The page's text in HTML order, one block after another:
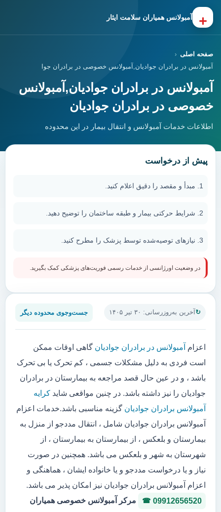
+ آمبولانس همیاران سلامت ایثار
صفحه اصلی
آمبولانس در برادران جوادیان,آمبولانس خصوصی در برادران جوادیان
آمبولانس در برادران جوادیان,آمبولانس
خصوصی در برادران جوادیان
اطلاعات خدمات آمبولانس و انتقال بیمار در این محدوده
آخرین به‌روزرسانی: ۳۰ تیر ۱۴۰۵ جست‌وجوی محدوده دیگر
اعزام آمبولانس در برادران جوادیان گاهی اوقات ممکن
است فردی به دلیل مشکلات جسمی ، کم تحرک یا بی تحرک
باشد ، و در عین حال قصد مراجعه به بیمارستان در برادران
جوادیان را نیز داشته باشد. در چنین مواقعی شاید کرایه
آمبولانس برادران جوادیان گزینه مناسبی باشد.خدمات اعزام
آمبولانس برادران جوادیان شامل ، انتقال مددجو از منزل به
بیمارستان و بلعکس ، از بیمارستان به بیمارستان ، از
شهرستان به شهر و بلعکس می باشد. همچنین در صورت
نیاز و یا درخواست مددجو و یا خانواده ایشان ، هماهنگی و
اعزام آمبولانس برادران جوادیان نیز امکان پذیر می باشد.
09912656520
مرکر آمبولانس خصوصی همیاران
پیش از درخواست
مبدأ و مقصد را دقیق اعلام کنید.
شرایط حرکتی بیمار و طبقه ساختمان را توضیح دهید.
نیازهای توصیه‌شده توسط پزشک را مطرح کنید.
در وضعیت اورژانسی از خدمات رسمی فوریت‌های پزشکی کمک بگیرید.